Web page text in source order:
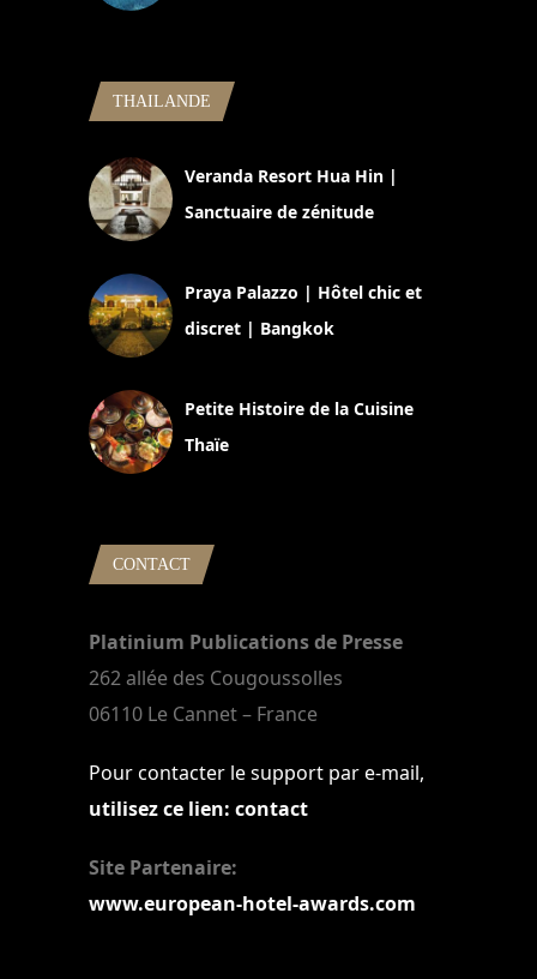
THAILANDE
Veranda Resort Hua Hin |
Sanctuaire de zénitude
Praya Palazzo | Hôtel chic et
discret | Bangkok
Petite Histoire de la Cuisine
Thaïe
CONTACT
Platinium Publications de Presse
262 allée des Cougoussolles
06110 Le Cannet – France
Pour contacter le support par e-mail,
utilisez ce lien: contact
Site Partenaire:
www.european-hotel-awards.com